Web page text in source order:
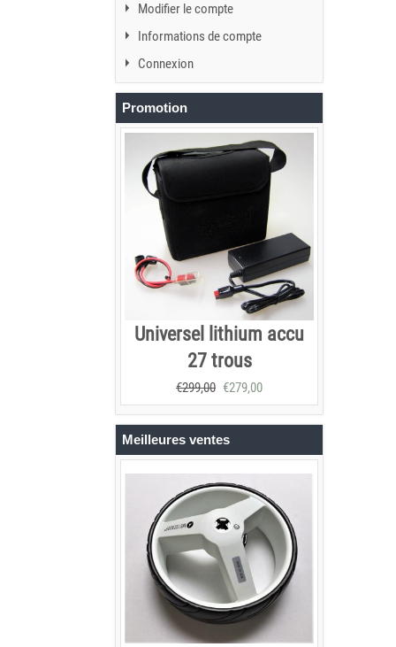
Modifier le compte
Informations de compte
Connexion
Promotion
Universel lithium accu
27 trous
€299,00 €279,00
Meilleures ventes